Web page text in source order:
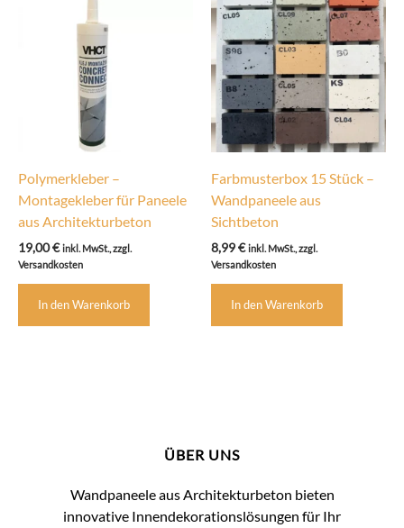
Optionen
Produktseite
Die
können
auf
der
gewählt
Polymerkleber –
Montagekleber für Paneele
aus Architekturbeton
19,00€ inkl. MwSt., zzgl.
Versandkosten
In den Warenkorb
Farbmusterbox 15 Stück –
Wandpaneele aus
Sichtbeton
8,99€ inkl. MwSt., zzgl.
Versandkosten
In den Warenkorb
ÜBER UNS
Wandpaneele aus Architekturbeton bieten
innovative Innendekorationslösungen für Ihr